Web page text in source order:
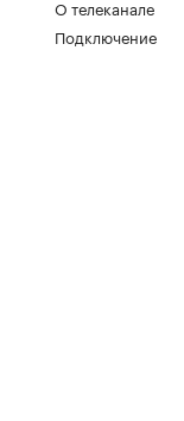
О телеканале
Подключение